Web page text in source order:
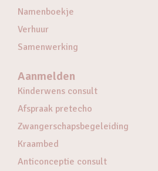
Namenboekje
Verhuur
Samenwerking
Aanmelden
Kinderwens consult
Afspraak pretecho
Zwangerschapsbegeleiding
Kraambed
Anticonceptie consult